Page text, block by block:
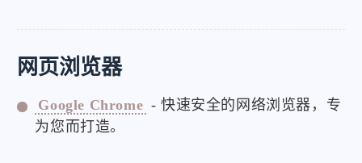
网页浏览器
Google Chrome - 快速安全的网络浏览器，专
为您而打造。